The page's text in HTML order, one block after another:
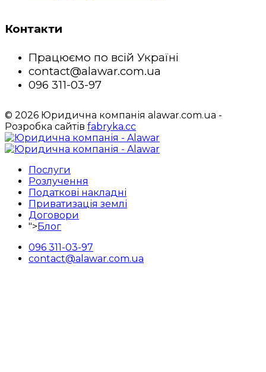
Контакти
Працюємо по всій Україні
contact@alawar.com.ua
096 311-03-97
© 2026 Юридична компанія alawar.com.ua -
Розробка сайтів fabryka.cc
Послуги
Розлучення
Податкові накладні
Приватизація землі
Договори
">Блог
096 311-03-97
contact@alawar.com.ua